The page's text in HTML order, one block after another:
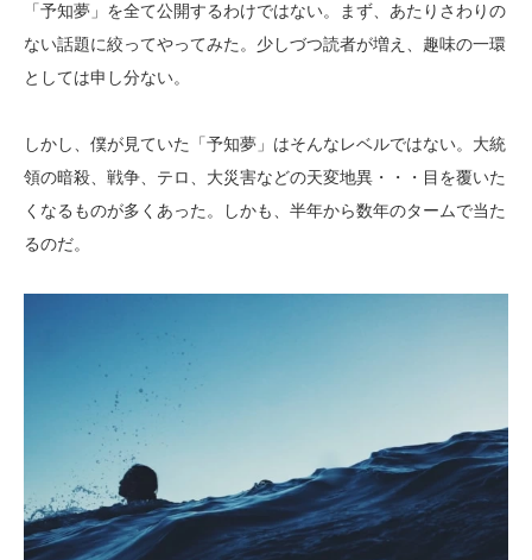
「予知夢」を全て公開するわけではない。まず、あたりさわりの
ない話題に絞ってやってみた。少しづつ読者が増え、趣味の一環
としては申し分ない。
しかし、僕が見ていた「予知夢」はそんなレベルではない。大統
領の暗殺、戦争、テロ、大災害などの天変地異・・・目を覆いた
くなるものが多くあった。しかも、半年から数年のタームで当た
るのだ。